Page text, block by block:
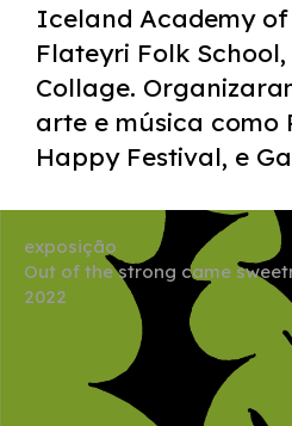
Iceland Academy
Flateyri Folk
Collage.
arte e música como
Happy Festival, e
exposição
Out of the strong came
2022